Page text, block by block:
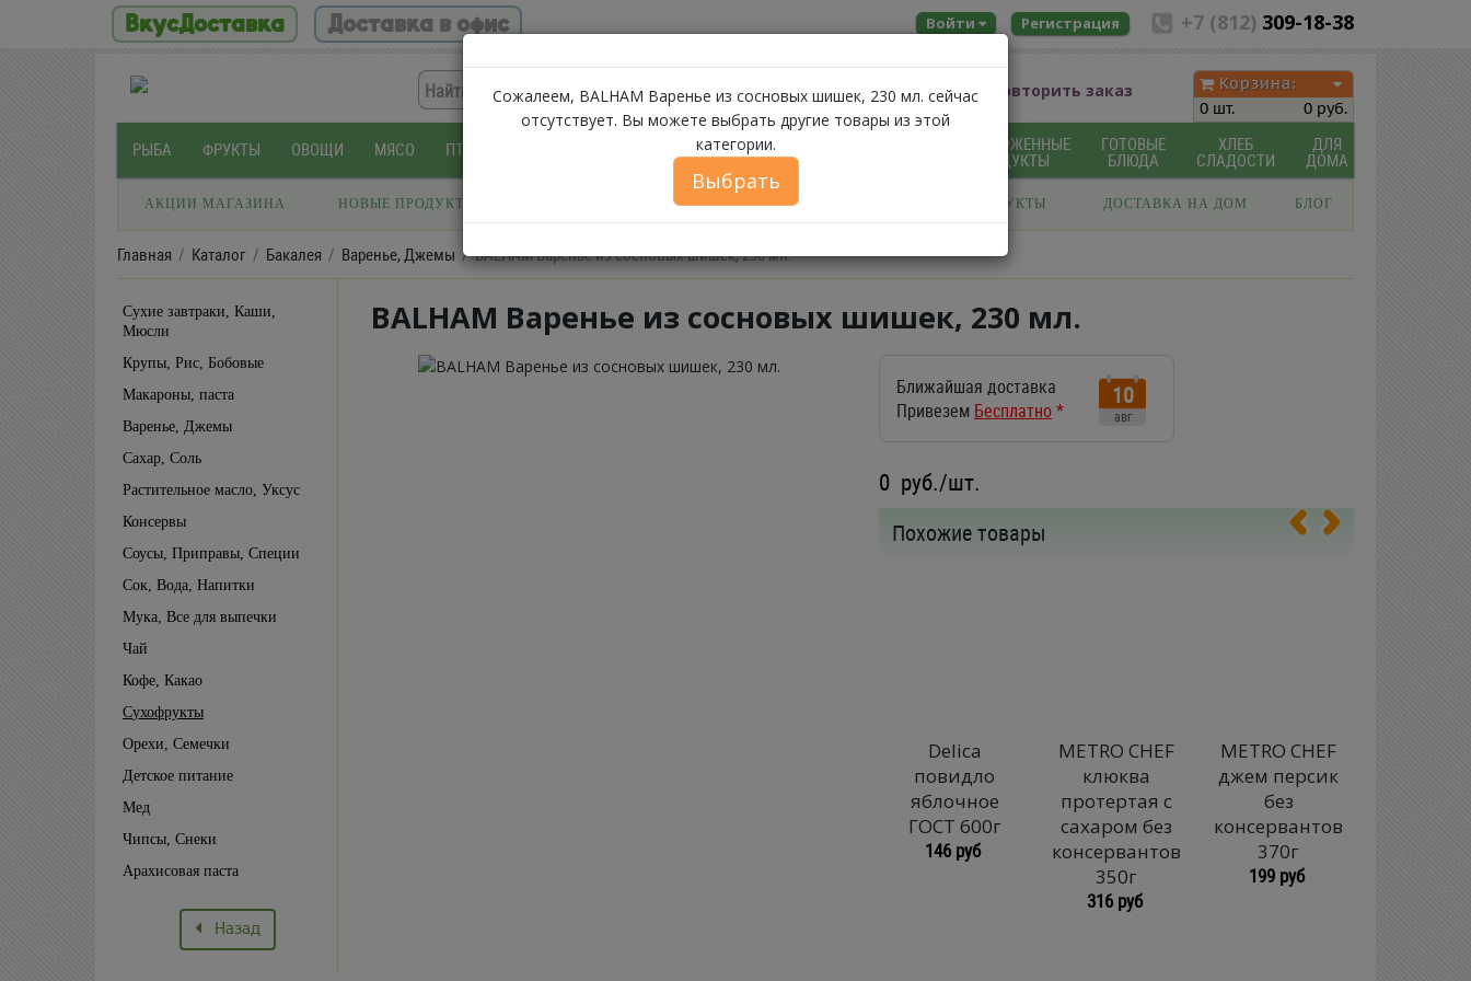
ВкусДоставка Доставка в офис +7 (812) 309-18-38
Войти Регистрация
Помощь Повторить заказ
Корзина:
0 шт.
0 руб.
РЫБА ФРУКТЫ ОВОЩИ МЯСО ПТИЦА МОЛОЧНЫЕ
ПРОДУКТЫ
ЗАМОРОЖЕННЫЕ
ПРОДУКТЫ
ГОТОВЫЕ
БЛЮДА
ХЛЕБ
СЛАДОСТИ
ДЛЯ
ДОМА
АКЦИИ МАГАЗИНА НОВЫЕ ПРОДУКТЫ ФЕРМЕРСКИЕ ПРОДУКТЫ ИКРА БЕЛОРУССКИЕ ПРОДУКТЫ ДОСТАВКА НА ДОМ БЛОГ
Главная Каталог Бакалея Варенье, Джемы BALHAM Варенье из сосновых шишек, 230 мл.
Сухие завтраки, Каши,
Мюсли
Крупы, Рис, Бобовые
Макароны, паста
Варенье, Джемы
Сахар, Соль
Растительное масло, Уксус
Консервы
Соусы, Приправы, Специи
Сок, Вода, Напитки
Мука, Все для выпечки
Чай
Кофе, Какао
Сухофрукты
Орехи, Семечки
Детское питание
Мед
Чипсы, Снеки
Арахисовая паста
Назад
Сожалеем, BALHAM Варенье из сосновых шишек, 230 мл. сейчас
отсутствует. Вы можете выбрать другие товары из этой
категории.
Выбрать
BALHAM Варенье из сосновых шишек, 230 мл.
Ближайшая доставка
Привезем Бесплатно*
10
авг
0 руб./шт.
Похожие товары
Delica
повидло
яблочное
ГОСТ 600г
146 руб
METRO CHEF
клюква
протертая с
сахаром без
консервантов
350г
316 руб
METRO CHEF
джем персик
без
консервантов
370г
199 руб